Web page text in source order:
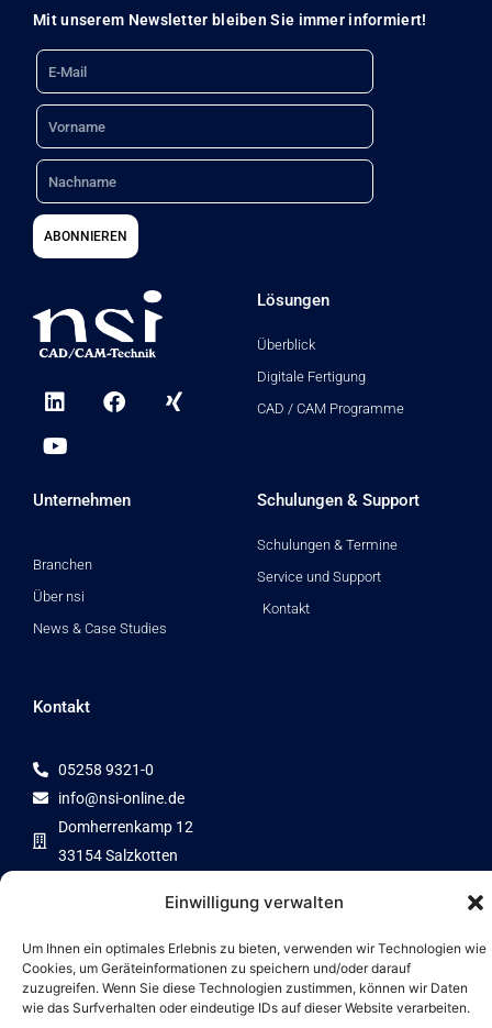
Einwilligung verwalten
Um Ihnen ein optimales Erlebnis zu bieten, verwenden wir Technologien wie
Cookies, um Geräteinformationen zu speichern und/oder darauf
zuzugreifen. Wenn Sie diese Technologien zustimmen, können wir Daten
wie das Surfverhalten oder eindeutige IDs auf dieser Website verarbeiten.
Mit unserem Newsletter bleiben Sie immer informiert!
Email
Name
Nachname
ABONNIEREN
L
i
n
k
d
F
a
o
X
i
Y
o
u
t
b
Lösungen
Überblick
Digitale Fertigung
CAD / CAM Programme
Unternehmen
Branchen
Über nsi
News & Case Studies
Schulungen & Support
Schulungen & Termine
Service und Support
Kontakt
Kontakt
05258 9321-0
info@nsi-online.de
Domherrenkamp 12
33154 Salzkotten
Zertifizierter Partner von